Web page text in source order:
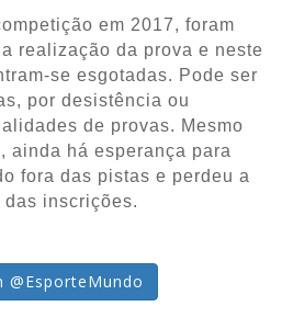
em 2017, foram
realização da prova e neste
se esgotadas. Pode ser
por desistência ou
de provas. Mesmo
ainda há esperança para
fora das pistas e perdeu a
das inscrições.